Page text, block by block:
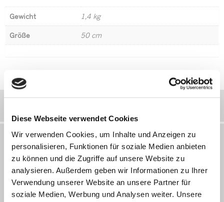
Diese Webseite verwendet Cookies
Wir verwenden Cookies, um Inhalte und Anzeigen zu
personalisieren, Funktionen für soziale Medien anbieten
zu können und die Zugriffe auf unsere Website zu
analysieren. Außerdem geben wir Informationen zu Ihrer
Verwendung unserer Website an unsere Partner für
soziale Medien, Werbung und Analysen weiter. Unsere
Gewicht 1,4 kg
Größe 50 cm
Ähnliche Produkte